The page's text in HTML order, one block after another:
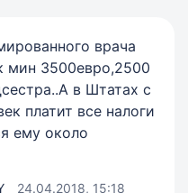
врача
мин 3500евро,2500
в Штатах с
платит все налоги
ему около
24.04.2018, 15:18